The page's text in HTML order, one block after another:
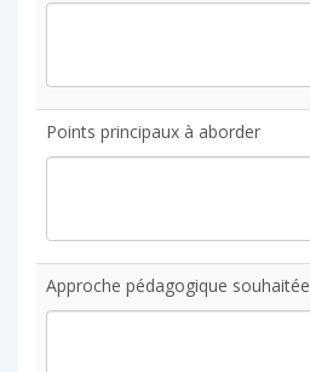
Points principaux à aborder
Approche pédagogique souhaitée